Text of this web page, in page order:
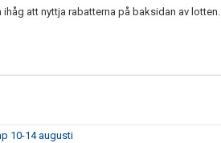
att nyttja rabatterna på baksidan av lotten.
10-14 augusti